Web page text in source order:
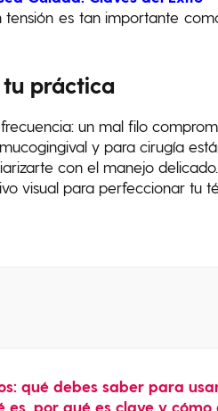
tensión es tan importante
práctica
un mal filo
y para cirugía
con el manejo delicado.
visual para perfeccionar tu
qué debes saber para
es, por qué es clave y